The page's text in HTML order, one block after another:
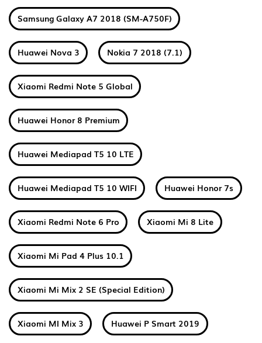
Samsung Galaxy A7 2018 (SM-A750F)
Huawei Nova 3 Nokia 7 2018 (7.1)
Xiaomi Redmi Note 5 Global
Huawei Honor 8 Premium
Huawei Mediapad T5 10 LTE
Huawei Mediapad T5 10 WIFI Huawei Honor 7s
Xiaomi Redmi Note 6 Pro Xiaomi Mi 8 Lite
Xiaomi Mi Pad 4 Plus 10.1
Xiaomi Mi Mix 2 SE (Special Edition)
Xiaomi MI Mix 3 Huawei P Smart 2019